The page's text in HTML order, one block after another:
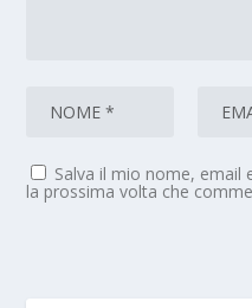
Salva il mio nome, email
la prossima volta che